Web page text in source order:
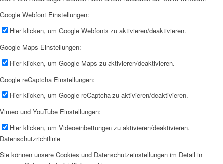
Google Webfont Einstellungen:
Hier klicken, um Google Webfonts zu aktivieren/deaktivieren.
Google Maps Einstellungen:
Hier klicken, um Google Maps zu aktivieren/deaktivieren.
Google reCaptcha Einstellungen:
Hier klicken, um Google reCaptcha zu aktivieren/deaktivieren.
Vimeo und YouTube Einstellungen:
Hier klicken, um Videoeinbettungen zu aktivieren/deaktivieren.
Datenschutzrichtlinie
Sie können unsere Cookies und Datenschutzeinstellungen im Detail in